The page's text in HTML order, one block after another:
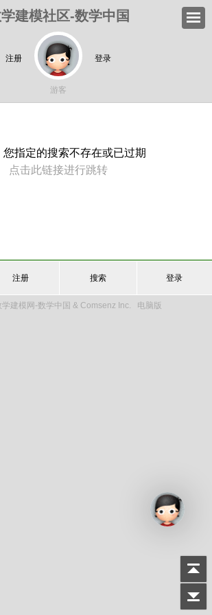
建模社区-数学中国
注册 登录
游客
您指定的搜索不存在或已过期
点击此链接进行跳转
注册 搜索 登录
建模网-数学中国 & Comsenz Inc. 电脑版